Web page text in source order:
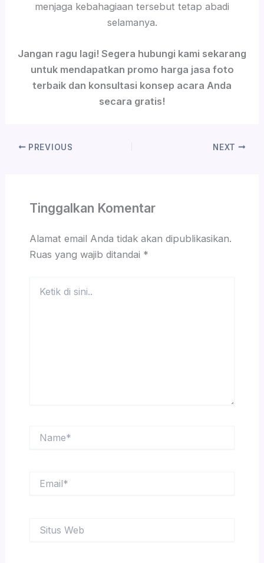
menjaga kebahagiaan tersebut tetap abadi
selamanya.
Jangan ragu lagi! Segera hubungi kami sekarang
untuk mendapatkan promo harga jasa foto
terbaik dan konsultasi konsep acara Anda
secara gratis!
PREVIOUS NEXT
Tinggalkan Komentar
Alamat email Anda tidak akan dipublikasikan.
Ruas yang wajib ditandai *
Web